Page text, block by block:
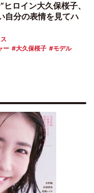
ロイン大久保桜子、
自分の表情を見てハ
ー
大久保桜子
モデル